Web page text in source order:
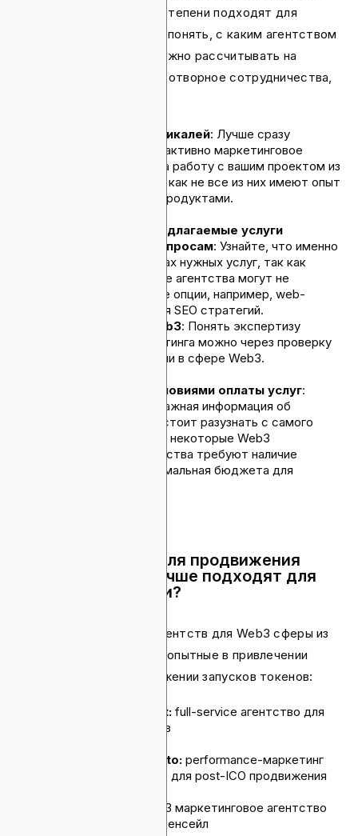
все агентства в равной степени подходят для
каждого бизнеса. Чтобы понять, с каким агентством
для маркетинга Web3 можно рассчитывать на
продолжительное и плодотворное сотрудничества,
Изучите охват вертикалей: Лучше сразу
уточнить, насколько активно маркетинговое
агентство берется за работу с вашим проектом из
Web3 индустрии, так как не все из них имеют опыт
работы с нишевыми продуктами.
Убедитесь, что предлагаемые услуги
отвечают вашим запросам: Узнайте, что именно
предлагается в рамках нужных услуг, так как
некоторые рекламные агентства могут не
покрывать отдельные опции, например, web-
разработку с нуля для SEO стратегий.
Оцените опыт в Web3: Понять экспертизу
агентства для маркетинга можно через проверку
их кейсов с проектами в сфере Web3.
Ознакомьтесь с условиями оплаты услуг:
Последняя, не маловажная информация об
агентстве, которую стоит разузнать с самого
начала, учитывая, что некоторые Web3
маркетинговые агентства требуют наличие
существенного минимальная бюджета для
Какие агентства для продвижения
Web3-проектов лучше подходят для
работы с токенами?
Среди маркетинговых агентств для Web3 сферы из
обзоров выше, наиболее опытные в привлечении
пользователей и продвижении запусков токенов:
CryptoTrafficMarket: full-service агентство для
ICO и запуска токенов
LeanMarketing Crypto: performance-маркетинг
рекламное агентство для post-ICO продвижения
Web3 маркетинговое агентство
для запуска ICO и токенсейл